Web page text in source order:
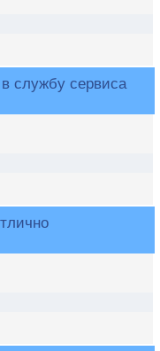
службу сервиса